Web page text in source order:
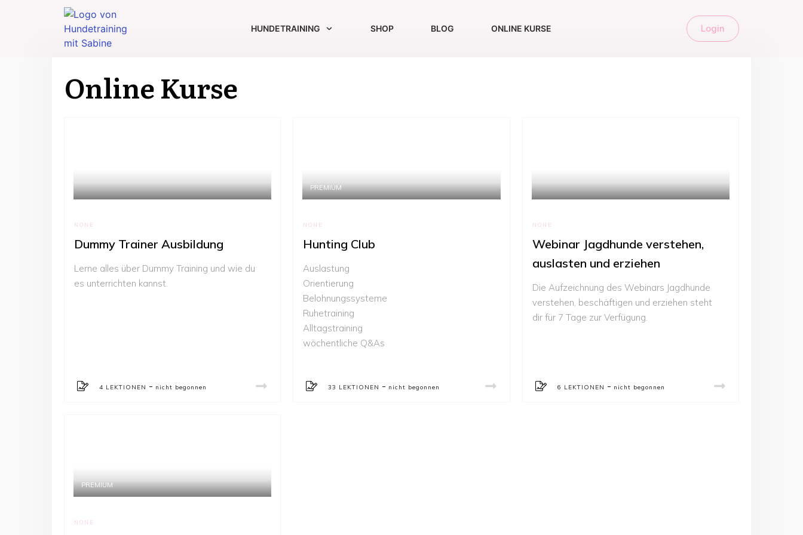
HUNDETRAINING SHOP BLOG ONLINE KURSE Login
Online Kurse
NONE
Dummy Trainer Ausbildung
Lerne alles über Dummy Training und wie du
es unterrichten kannst.
4 LEKTIONEN - nicht begonnen
PREMIUM
NONE
Hunting Club
Auslastung
Orientierung
Belohnungssysteme
Ruhetraining
Alltagstraining
wöchentliche Q&As
33 LEKTIONEN - nicht begonnen
NONE
Webinar Jagdhunde verstehen,
auslasten und erziehen
Die Aufzeichnung des Webinars Jagdhunde
verstehen, beschäftigen und erziehen steht
dir für 7 Tage zur Verfügung.
6 LEKTIONEN - nicht begonnen
PREMIUM
NONE